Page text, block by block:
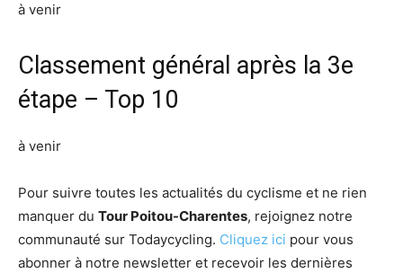
à venir
Classement général après la 3e
étape – Top 10
à venir
Pour suivre toutes les actualités du cyclisme et ne rien
manquer du Tour Poitou-Charentes, rejoignez notre
communauté sur Todaycycling. Cliquez ici pour vous
abonner à notre newsletter et recevoir les dernières